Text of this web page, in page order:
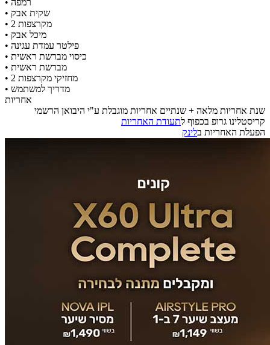
• רמפה
• שקית אבק
• 2 מקרצפות
• מיכל אבק
• פילטר עמדת עגינה
• כיסוי מברשת ראשית
• מברשת ראשית
• 2 מחזיקי מקרצפות
• מדריך למשתמש
אחריות
שנת אחריות מלאה + שנתיים אחריות מוגבלת ע"י היבואן הרשמי
קריסטלינו גרופ בכפוף לתעודת האחריות
הפעלת האחריות בלינק